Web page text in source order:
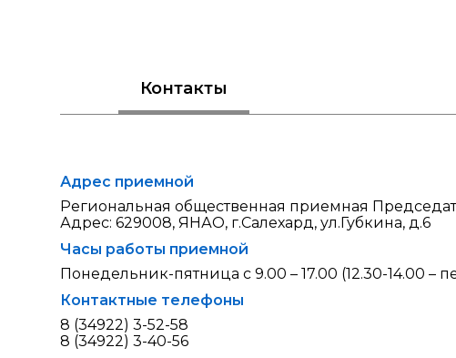
Контакты
Адрес приемной
Региональная общественная приемная
Адрес: 629008, ЯНАО, г.Салехард, ул.Губкина, д.6
Часы работы приемной
Понедельник-пятница с 9.00 – 17.00 (12.30-14.00 –
Контактные телефоны
8 (34922) 3-52-58
8 (34922) 3-40-56